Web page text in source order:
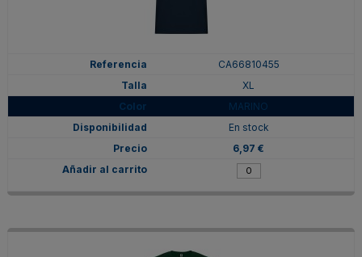
CA66810455
XL
MARINO
En stock
6,97 €